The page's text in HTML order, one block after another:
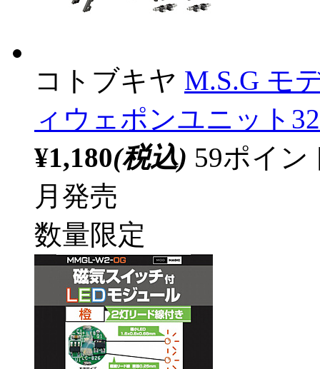
コトブキヤ M.S.G モ
ィウェポンユニット
¥1,180(税込) 59ポイ
月発売
数量限定